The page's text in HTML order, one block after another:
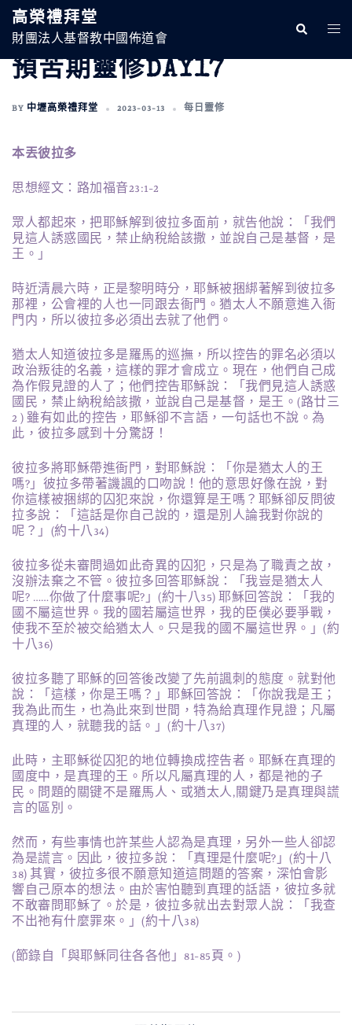
高榮禮拜堂
財團法人基督教中國佈道會
Search
預苦期靈修DAY17
BY 中壢高榮禮拜堂 2023-03-13 每日靈修
本丟彼拉多
思想經文：路加福音23:1-2
眾人都起來，把耶穌解到彼拉多面前，就告他說：「我們
見這人誘惑國民，禁止納稅給該撒，並說自己是基督，是
王。」
時近清晨六時，正是黎明時分，耶穌被捆綁著解到彼拉多
那裡，公會裡的人也一同跟去衙門。猶太人不願意進入衙
門内，所以彼拉多必須出去就了他們。
猶太人知道彼拉多是羅馬的巡撫，所以控告的罪名必須以
政治叛徒的名義，這樣的罪才會成立。現在，他們自己成
為作假見證的人了；他們控告耶穌說：「我們見這人誘惑
國民，禁止納稅給該撒，並說自己是基督，是王。(路廿三
2 ) 雖有如此的控告，耶穌卻不言語，一句話也不說。為
此，彼拉多感到十分驚訝！
彼拉多將耶穌帶進衙門，對耶穌說：「你是猶太人的王
嗎?」彼拉多帶著譏諷的口吻說！他的意思好像在說，對
你這樣被捆綁的囚犯來說，你還算是王嗎？耶穌卻反問彼
拉多說：「這話是你自己說的，還是別人論我對你說的
呢？」(約十八34)
彼拉多從未審問過如此奇異的囚犯，只是為了職責之故，
沒辦法棄之不管。彼拉多回答耶穌說：「我豈是猶太人
呢? ……你做了什麼事呢?」(約十八35) 耶穌回答說：「我的
國不屬這世界。我的國若屬這世界，我的臣僕必要爭戰，
使我不至於被交給猶太人。只是我的國不屬這世界。」(約
十八36)
彼拉多聽了耶穌的回答後改變了先前諷刺的態度。就對他
說：「這樣，你是王嗎？」耶穌回答說：「你說我是王；
我為此而生，也為此來到世間，特為給真理作見證；凡屬
真理的人，就聽我的話。」(約十八37)
此時，主耶穌從囚犯的地位轉換成控告者。耶穌在真理的
國度中，是真理的王。所以凡屬真理的人，都是祂的子
民。問題的關键不是羅馬人、或猶太人,關鍵乃是真理與謊
言的區別。
然而，有些事情也許某些人認為是真理，另外一些人卻認
為是謊言。因此，彼拉多說：「真理是什麼呢?」(約十八
38) 其實，彼拉多很不願意知道這問題的答案，深怕會影
響自己原本的想法。由於害怕聽到真理的話語，彼拉多就
不敢審問耶穌了。於是，彼拉多就出去對眾人說：「我查
不出祂有什麼罪來。」(約十八38)
(節錄自「與耶穌同往各各他」81-85頁。)